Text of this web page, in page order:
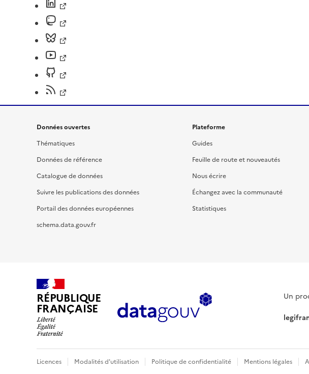
Données ouvertes
Thématiques
Données de référence
Catalogue de données
Suivre les publications des données
Portail des données européennes
schema.data.gouv.fr
Plateforme
Guides
Feuille de route et nouveautés
Nous écrire
Échangez avec la communauté
Statistiques
RÉPUBLIQUE
FRANÇAISE
Un
Licences Modalités d'utilisation Politique de confidentialité Mentions légales